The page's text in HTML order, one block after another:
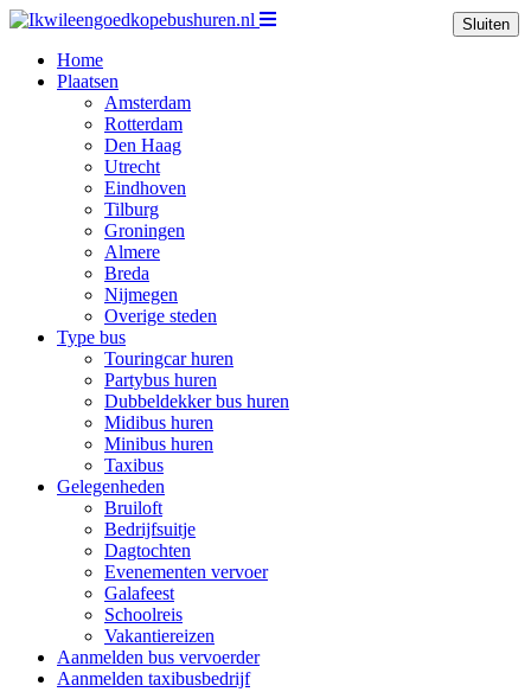
Home
Plaatsen
Amsterdam
Rotterdam
Den Haag
Utrecht
Eindhoven
Tilburg
Groningen
Almere
Breda
Nijmegen
Overige steden
Type bus
Touringcar huren
Partybus huren
Dubbeldekker bus huren
Midibus huren
Minibus huren
Taxibus
Gelegenheden
Bruiloft
Bedrijfsuitje
Dagtochten
Evenementen vervoer
Galafeest
Schoolreis
Vakantiereizen
Aanmelden bus vervoerder
Aanmelden taxibusbedrijf
Sluiten